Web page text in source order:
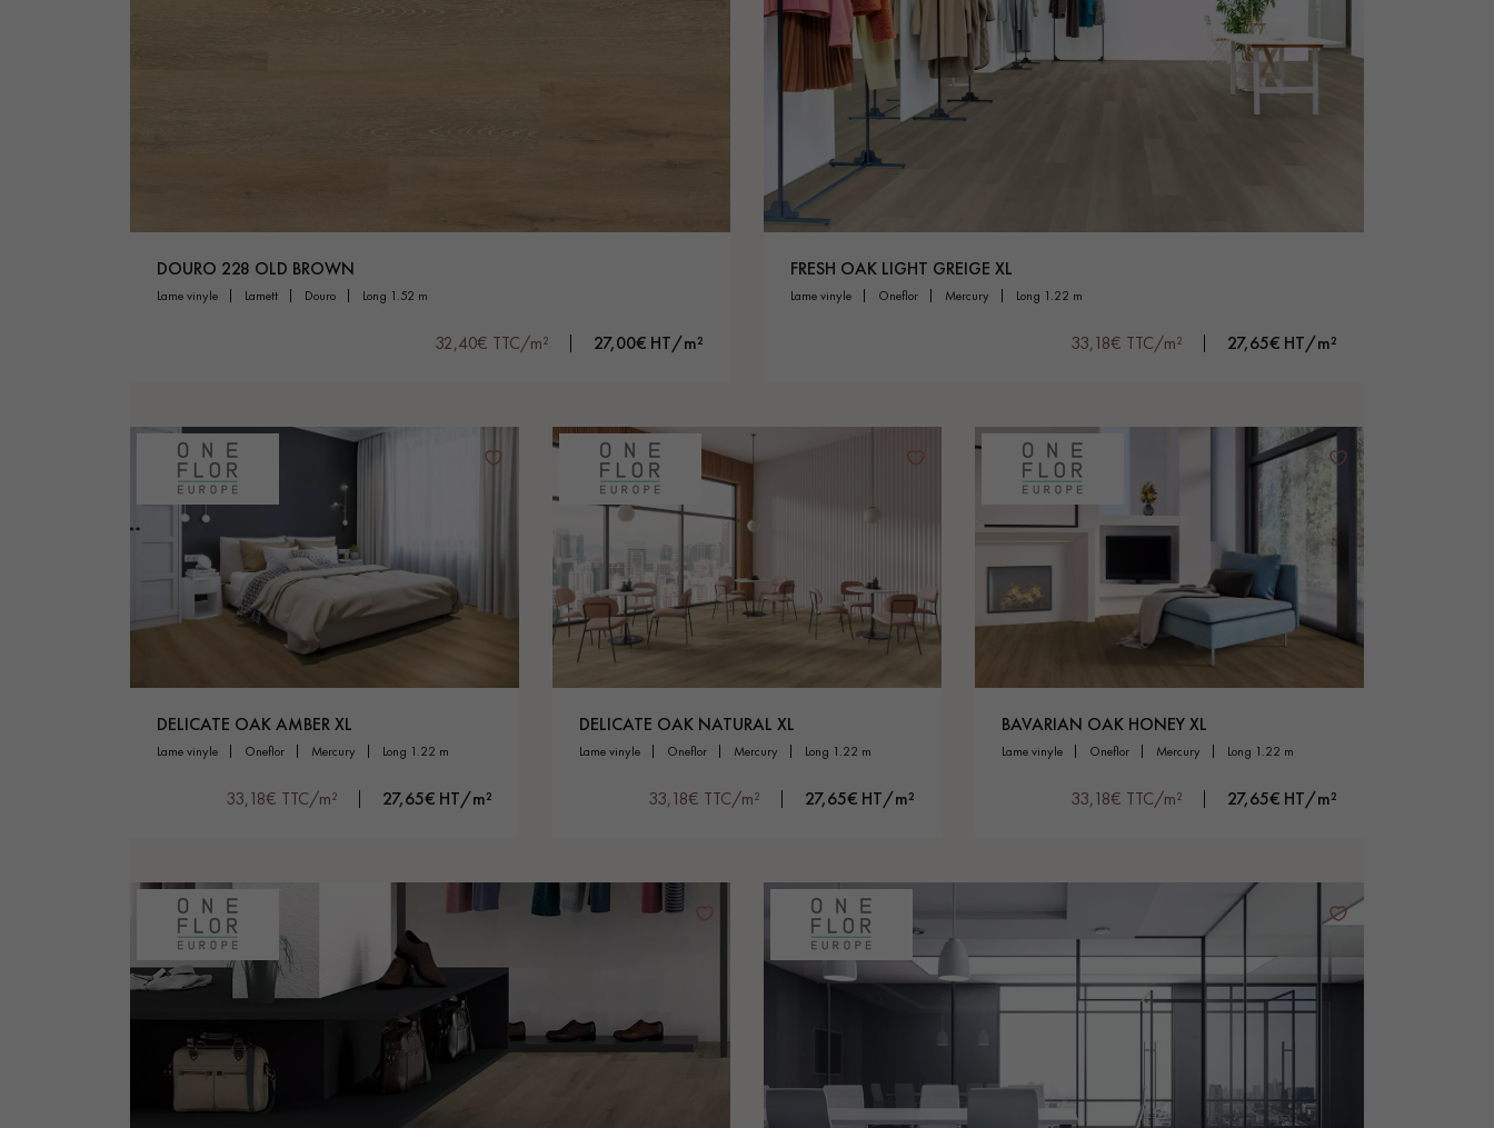
DOURO 228 OLD BROWN
lame vinyle lamett douro long 1.52 m
32,40€ TTC/m² 27,00€ HT/m²
FRESH OAK LIGHT GREIGE XL
lame vinyle oneflor mercury long 1.22 m
33,18€ TTC/m² 27,65€ HT/m²
DELICATE OAK AMBER XL
lame vinyle oneflor mercury long 1.22 m
33,18€ TTC/m² 27,65€ HT/m²
DELICATE OAK NATURAL XL
lame vinyle oneflor mercury long 1.22 m
33,18€ TTC/m² 27,65€ HT/m²
BAVARIAN OAK HONEY XL
lame vinyle oneflor mercury long 1.22 m
33,18€ TTC/m² 27,65€ HT/m²